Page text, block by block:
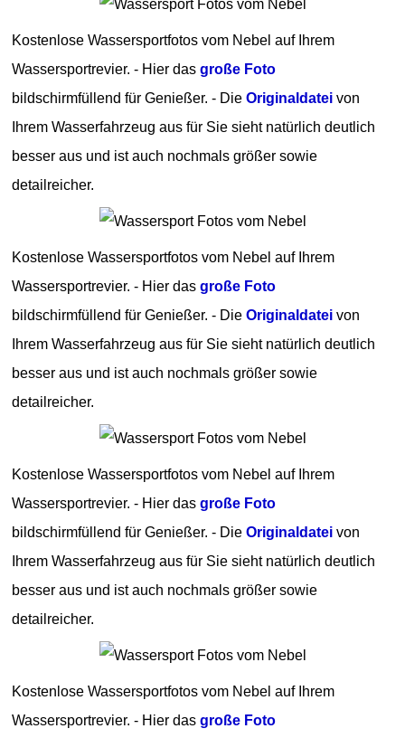
Kostenlose Wassersportfotos vom Nebel auf Ihrem
Wassersportrevier. - Hier dasgroße Foto
bildschirmfüllend für Genießer. - DieOriginaldatei von
Ihrem Wasserfahrzeug aus für Sie sieht natürlich deutlich
besser aus und ist auch nochmals größer sowie
detailreicher.
Kostenlose Wassersportfotos vom Nebel auf Ihrem
Wassersportrevier. - Hier dasgroße Foto
bildschirmfüllend für Genießer. - DieOriginaldatei von
Ihrem Wasserfahrzeug aus für Sie sieht natürlich deutlich
besser aus und ist auch nochmals größer sowie
detailreicher.
Kostenlose Wassersportfotos vom Nebel auf Ihrem
Wassersportrevier. - Hier dasgroße Foto
bildschirmfüllend für Genießer. - DieOriginaldatei von
Ihrem Wasserfahrzeug aus für Sie sieht natürlich deutlich
besser aus und ist auch nochmals größer sowie
detailreicher.
Kostenlose Wassersportfotos vom Nebel auf Ihrem
Wassersportrevier. - Hier dasgroße Foto